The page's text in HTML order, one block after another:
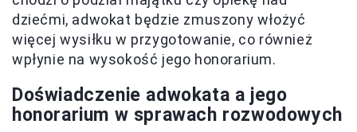
dziećmi, adwokat będzie zmuszony włożyć
więcej wysiłku w przygotowanie, co również
wpłynie na wysokość jego honorarium.
Doświadczenie adwokata a jego
honorarium w sprawach rozwodowych